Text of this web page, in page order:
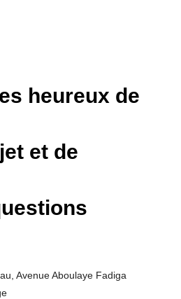
heureux de
et de
Avenue Aboulaye Fadiga